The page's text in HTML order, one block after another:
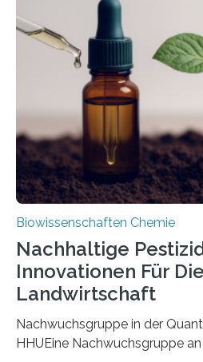
ausgezeichnetem Zustand
Art einer neuen Gattung
nun den Namen Cretosabethes
fossile Nachweis einer
stellt gleichzeitig den ersten
Mückenlarve aus dem
Biowissenschaften Chemie
Nachhaltige
Innovationen Für Die
Landwirtschaft
Nachwuchsgruppe in der
HHUEine Nachwuchsgruppe